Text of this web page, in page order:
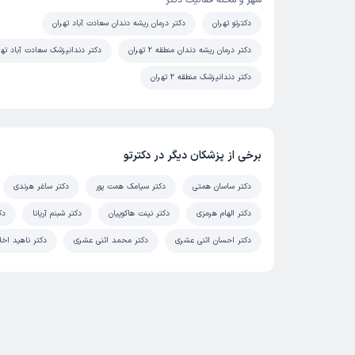
دکترتو تهران دکتر درمان ریشه دندان سعادت آباد تهران
دکتر درمان ریشه دندان منطقه 2 تهران دکتر دندانپزشک سعادت آباد
دکتر دندانپزشک منطقه 2 تهران
برخی از پزشکان دیگر در دکترتو
دکتر ساسان همتی دکتر سیامک همت پور دکتر ساغر هرندی
دکتر الهام هرمزی دکتر نینت هاکوپیان دکتر شبنم آریانا
دکتر احسان اثنی عشری دکتر محمد اثنی عشری دکتر ناهید